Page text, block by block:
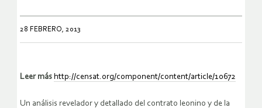
28 FEBRERO, 2013
Leer más http://censat.org/component/content/article/10672
Un análisis revelador y detallado del contrato leonino y de la